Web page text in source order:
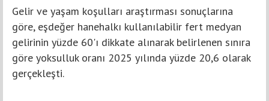
Gelir ve yaşam koşulları araştırması sonuçlarına
göre, eşdeğer hanehalkı kullanılabilir fert medyan
gelirinin yüzde 60'ı dikkate alınarak belirlenen sınıra
göre yoksulluk oranı 2025 yılında yüzde 20,6 olarak
gerçekleşti.